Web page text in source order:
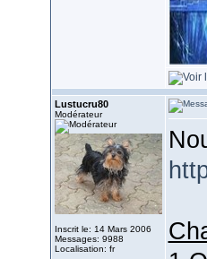
Lustucru80
Modérateur
Inscrit le: 14 Mars 2006
Messages: 9988
Localisation: fr